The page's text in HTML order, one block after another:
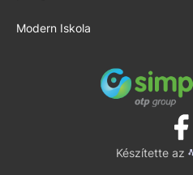
Modern Iskola
Készítette az